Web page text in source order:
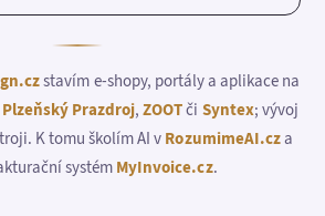
stavím e-shopy, portály a aplikace na
Plzeňský Prazdroj,ZOOTči Syntex; vývoj
K tomu školím AI v RozumimeAI.cza
systém MyInvoice.cz.